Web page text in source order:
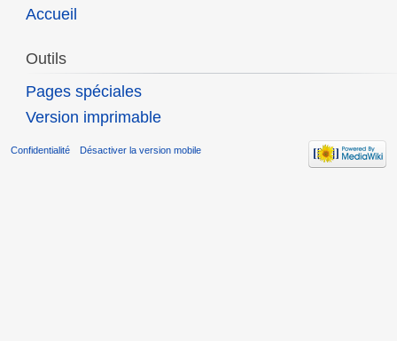
Accueil
Outils
Pages spéciales
Version imprimable
Confidentialité Désactiver la version mobile